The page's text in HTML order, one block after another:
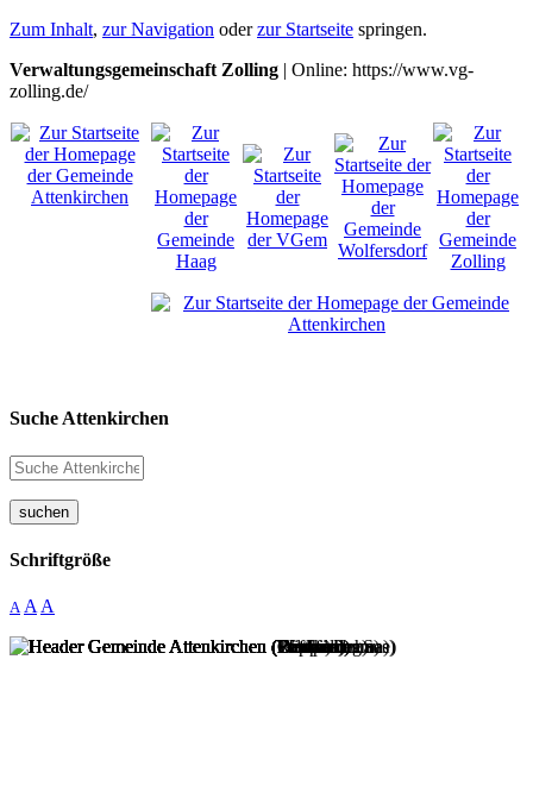
Zum Inhalt, zur Navigation oderzur Startseite springen.
Verwaltungsgemeinschaft Zolling | Online: https://www.vg-
zolling.de/
Suche Attenkirchen
suchen
Schriftgröße
A A A